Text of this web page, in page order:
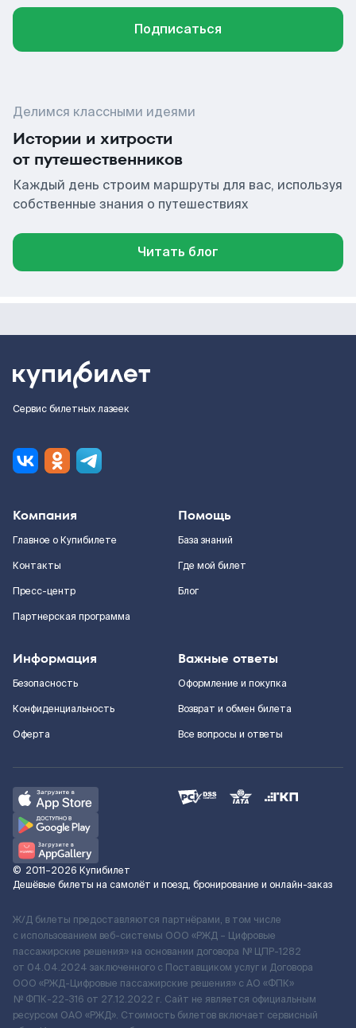
Подписаться
Делимся классными идеями
Истории и хитрости
от путешественников
Каждый день строим маршруты для вас, используя
собственные знания о путешествиях
Читать блог
Сервис билетных лазеек
Компания
Главное о Купибилете
Контакты
Пресс-центр
Партнерская программа
Помощь
База знаний
Где мой билет
Блог
Информация
Безопасность
Конфиденциальность
Оферта
Важные ответы
Оформление и покупка
Возврат и обмен билета
Все вопросы и ответы
© 2011–2026 Купибилет
Дешёвые билеты на самолёт и поезд, бронирование и онлайн-заказ
Ж/Д билеты предоставляются партнёрами, в том числе
с использованием веб-системы ООО «РЖД – Цифровые
пассажирские решения» на основании договора № ЦПР-1282
от 04.04.2024 заключенного с Поставщиком услуг и Договора
ООО «РЖД-Цифровые пассажирские решения» c АО «ФПК»
№ ФПК-22-316 от 27.12.2022 г. Сайт не является официальным
ресурсом ОАО «РЖД». Стоимость билетов включает сервисный